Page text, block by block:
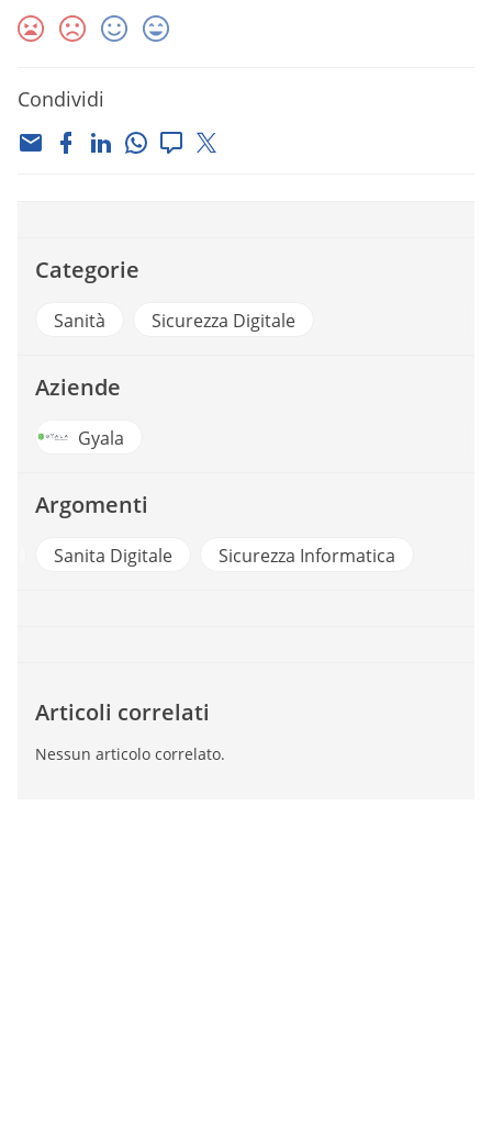
Condividi
Categorie
Sanità Sicurezza Digitale
Aziende
Gyala
Argomenti
Sanita Digitale Sicurezza Informatica
Articoli correlati
Nessun articolo correlato.